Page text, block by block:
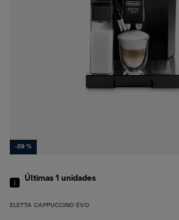
-29 %
Últimas 1 unidades
ELETTA CAPPUCCINO EVO